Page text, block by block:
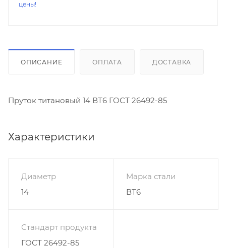
цены!
ОПИСАНИЕ ОПЛАТА ДОСТАВКА
Пруток титановый 14 ВТ6 ГОСТ 26492-85
Характеристики
Диаметр
14
Марка стали
ВТ6
Стандарт продукта
ГОСТ 26492-85